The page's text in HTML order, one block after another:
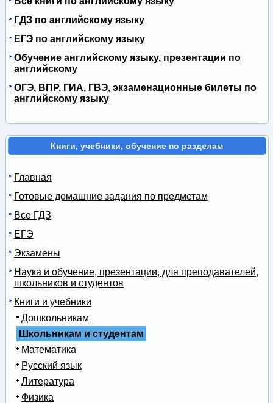
ГДЗ по английскому языку
ЕГЭ по английскому языку
Обучение английскому языку, презентации по
английскому
ОГЭ, ВПР, ГИА, ГВЭ, экзаменационные билеты по
английскому языку
Книги, учебники, обучение по разделам
Главная
Готовые домашние задания по предметам
Все ГДЗ
ЕГЭ
Экзамены
Наука и обучение, презентации, для преподавателей,
школьников и студентов
Книги и учебники
Дошкольникам
Школьникам и студентам
Математика
Русский язык
Литература
Физика